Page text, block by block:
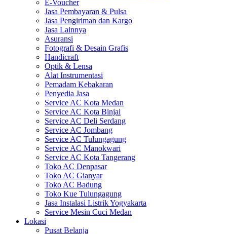
E-Voucher
Jasa Pembayaran & Pulsa
Jasa Pengiriman dan Kargo
Jasa Lainnya
Asuransi
Fotografi & Desain Grafis
Handicraft
Optik & Lensa
Alat Instrumentasi
Pemadam Kebakaran
Penyedia Jasa
Service AC Kota Medan
Service AC Kota Binjai
Service AC Deli Serdang
Service AC Jombang
Service AC Tulungagung
Service AC Manokwari
Service AC Kota Tangerang
Toko AC Denpasar
Toko AC Gianyar
Toko AC Badung
Toko Kue Tulungagung
Jasa Instalasi Listrik Yogyakarta
Service Mesin Cuci Medan
Lokasi
Pusat Belanja